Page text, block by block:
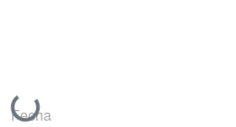
Cargando...
Fecha